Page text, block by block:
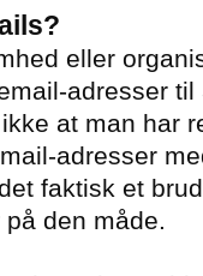
eller
adresser til
at man har
adresser
faktisk et
den måde.